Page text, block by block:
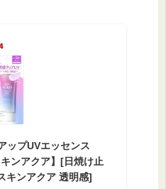
ップUVエッセンス
ンアクア】[日焼け止
キンアクア 透明感]